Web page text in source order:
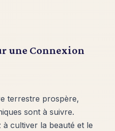
une Connexion
terrestre prospère,
sont à suivre.
cultiver la beauté et le